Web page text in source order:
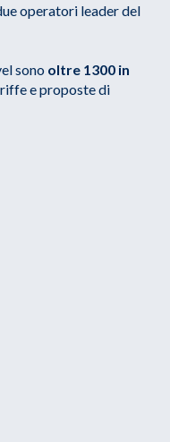
operatori leader del
sono oltre 1300 in
e proposte di